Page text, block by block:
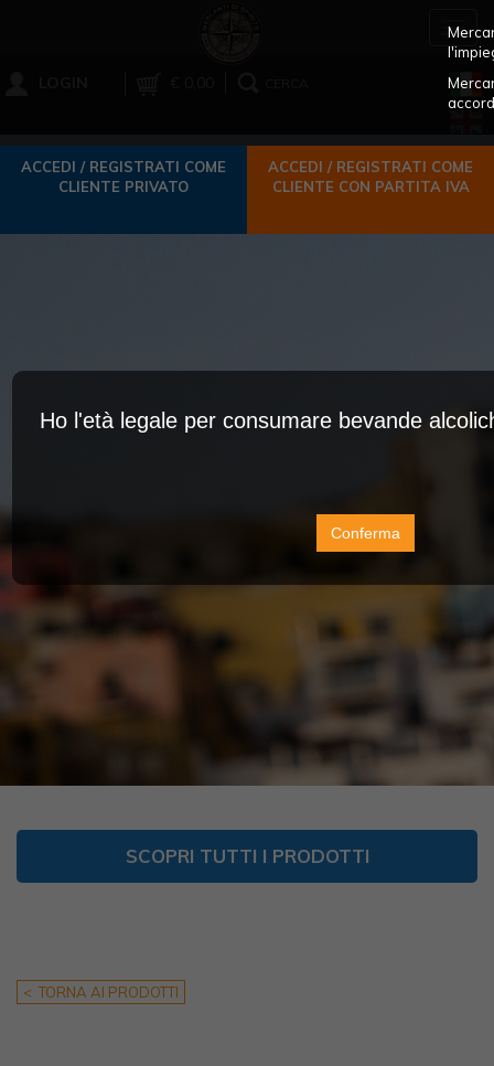
ACCEDI / REGISTRATI COME
CLIENTE PRIVATO
ACCEDI / REGISTRATI COME
CLIENTE CON PARTITA IVA
SCOPRI TUTTI I PRODOTTI
< TORNA AI PRODOTTI
Ho l'età legale per consumare bevande
Conferma